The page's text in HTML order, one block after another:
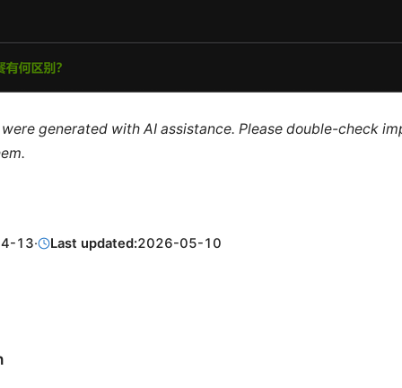
generated with AI assistance. Please double-check
13· Last updated:2026-05-10